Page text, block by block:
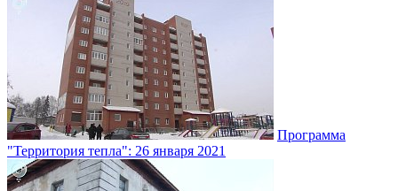
Программа
"Территория тепла": 26 января 2021